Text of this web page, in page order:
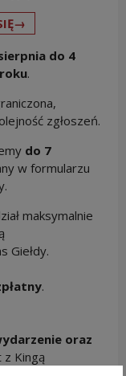
Uwaga, link
do 4
.
zgłoszeń.
do 7
w formularzu
maksymalnie
Giełdy.
.
oraz
Kingą